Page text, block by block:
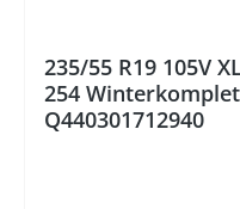
235/55 R19 105V
254
Q440301712940